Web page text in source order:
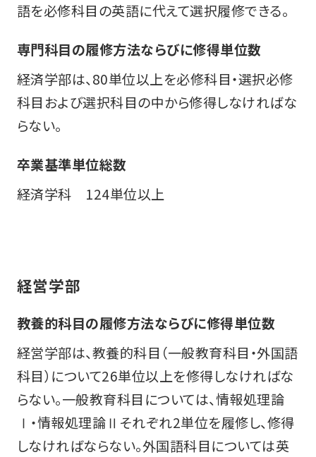
語を必修科目の英語に代えて選択履修できる。
専門科目の履修方法ならびに修得単位数
経済学部は、80単位以上を必修科目・選択必修
科目および選択科目の中から修得しなければな
らない。
卒業基準単位総数
経済学科 124単位以上
経営学部
教養的科目の履修方法ならびに修得単位数
経営学部は、教養的科目（一般教育科目・外国語
科目）について26単位以上を修得しなければな
らない。一般教育科目については、情報処理論
Ⅰ・情報処理論Ⅱそれぞれ2単位を履修し、修得
しなければならない。外国語科目については英